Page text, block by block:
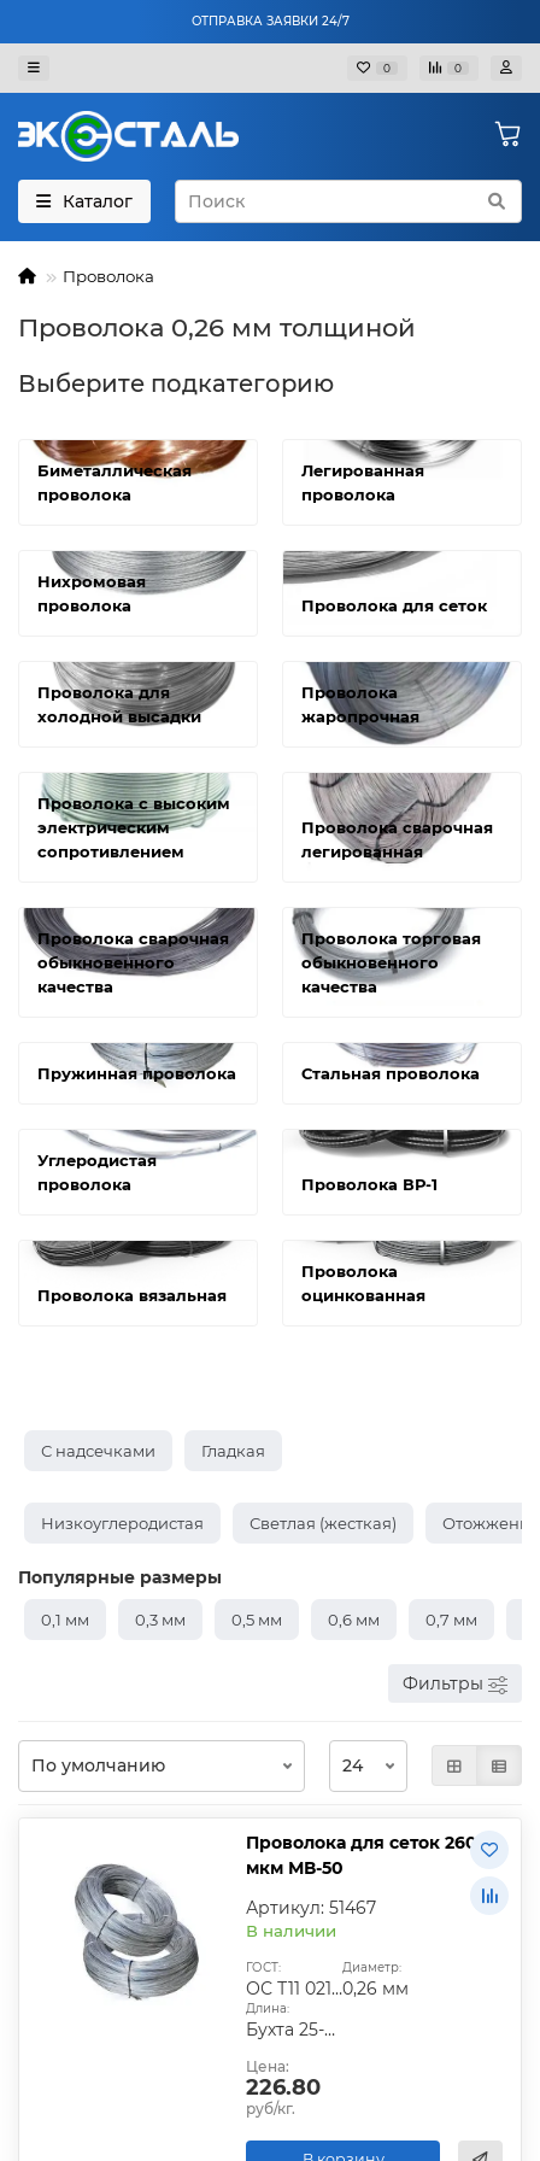
ОТПРАВКА ЗАЯВКИ 24/7
0 0
Каталог
Проволока
Проволока 0,26 мм толщиной
Выберите подкатегорию
Биметаллическая
проволока
Легированная
проволока
Нихромовая
проволока
Проволока для сеток
Проволока для
холодной высадки
Проволока
жаропрочная
Проволока с высоким
электрическим
сопротивлением
Проволока сварочная
легированная
Проволока сварочная
обыкновенного
качества
Проволока торговая
обыкновенного
качества
Пружинная проволока Стальная проволока
Углеродистая
проволока
Проволока ВР-1
Проволока вязальная
Проволока
оцинкованная
С надсечками Гладкая
Низкоуглеродистая Светлая (жесткая)
Популярные размеры
0,1 мм 0,3 мм 0,5 мм 0,6 мм 0,7 мм
Фильтры
Проволока для сеток 260
мкм МВ-50
Артикул: 51467
В наличии
ГОСТ:
ОС Т11 021.003-76
Диаметр:
0,26 мм
Длина:
Бухта 25-50 кг
Цена:
226.80
руб/кг.